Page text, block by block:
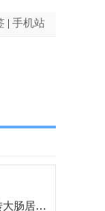
| 手机站
魁首，